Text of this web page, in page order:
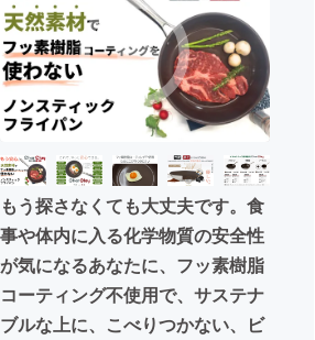
テクノロジー・ガジェット
映像・映画
ビジネス・起業
まちづくり・地域活性化
CAMPFIRE for Social Good
CAMPFIREふるさと納税machi-ya
もう探さなくても大丈夫です。食
事や体内に入る化学物質の安全性
が気になるあなたに、フッ素樹脂
コーティング不使用で、サステナ
ブルな上に、こべりつかない、ビ